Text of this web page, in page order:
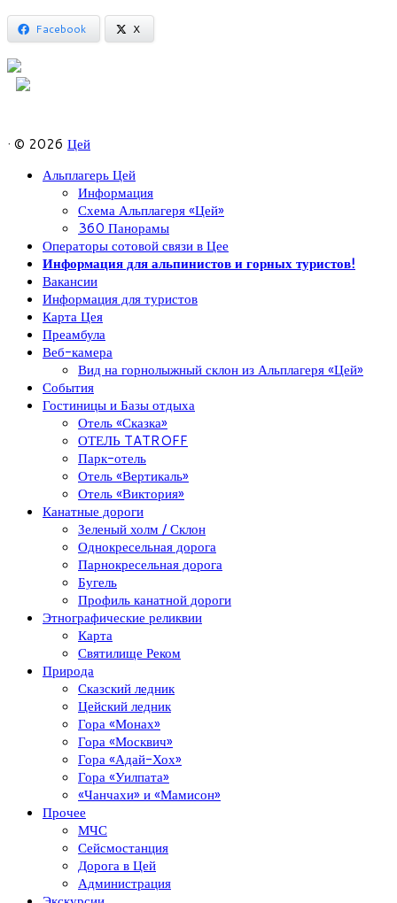
Facebook X
· © 2026 Цей
Альплагерь Цей
Информация
Схема Альплагеря «Цей»
360 Панорамы
Операторы сотовой связи в Цее
Информация для альпинистов и горных туристов!
Вакансии
Информация для туристов
Карта Цея
Преамбула
Веб-камера
Вид на горнолыжный склон из Альплагеря «Цей»
События
Гостиницы и Базы отдыха
Отель «Сказка»
ОТЕЛЬ TATROFF
Парк-отель
Отель «Вертикаль»
Отель «Виктория»
Канатные дороги
Зеленый холм / Склон
Однокресельная дорога
Парнокресельная дорога
Бугель
Профиль канатной дороги
Этнографические реликвии
Карта
Святилище Реком
Природа
Сказский ледник
Цейский ледник
Гора «Монах»
Гора «Москвич»
Гора «Адай-Хох»
Гора «Уилпата»
«Чанчахи» и «Мамисон»
Прочее
МЧС
Сейсмостанция
Дорога в Цей
Администрация